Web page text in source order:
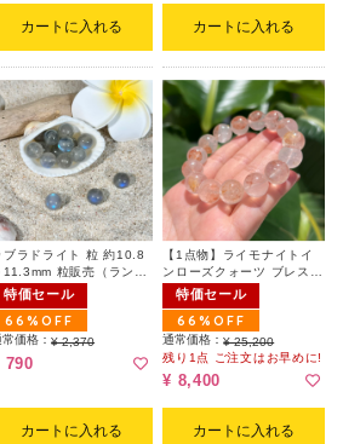
カートに入れる カートに入れる
ブラドライト 粒 約10.8
11.3mm 粒販売（ランダ
）
特価セール
66%OFF
常価格：¥ 2,370
790
カートに入れる
【1点物】ライモナイトイ
ンローズクォーツ ブレスレ
ット 約13.2～13.4mm
特価セール
66%OFF
通常価格：¥ 25,200
残り1点 ご注文はお早めに!
¥ 8,400
カートに入れる